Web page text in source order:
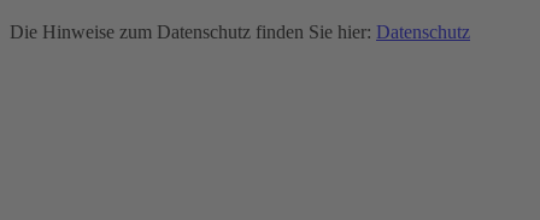
Die Hinweise zum Datenschutz finden Sie hier: Datenschutz